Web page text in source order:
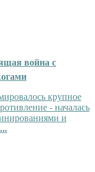
война с
крупное
- началась
и